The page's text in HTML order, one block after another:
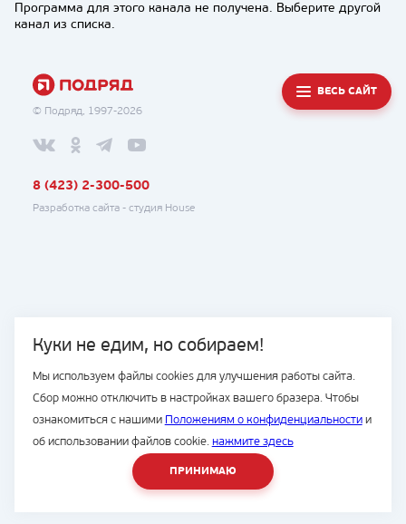
Куки не едим, но собираем!
Мы используем файлы cookies для улучшения работы сайта.
Сбор можно отключить в настройках вашего бразера. Чтобы
ознакомиться с нашими Положениям о конфиденциальностии
об использовании файлов cookie. нажмите здесь
ПРИНИМАЮ
Программа для этого канала не получена. Выберите другой
канал из списка.
© Подряд, 1997-2026
ВЕСЬ САЙТ
8 (423) 2-300-500
Разработка сайта - студия House